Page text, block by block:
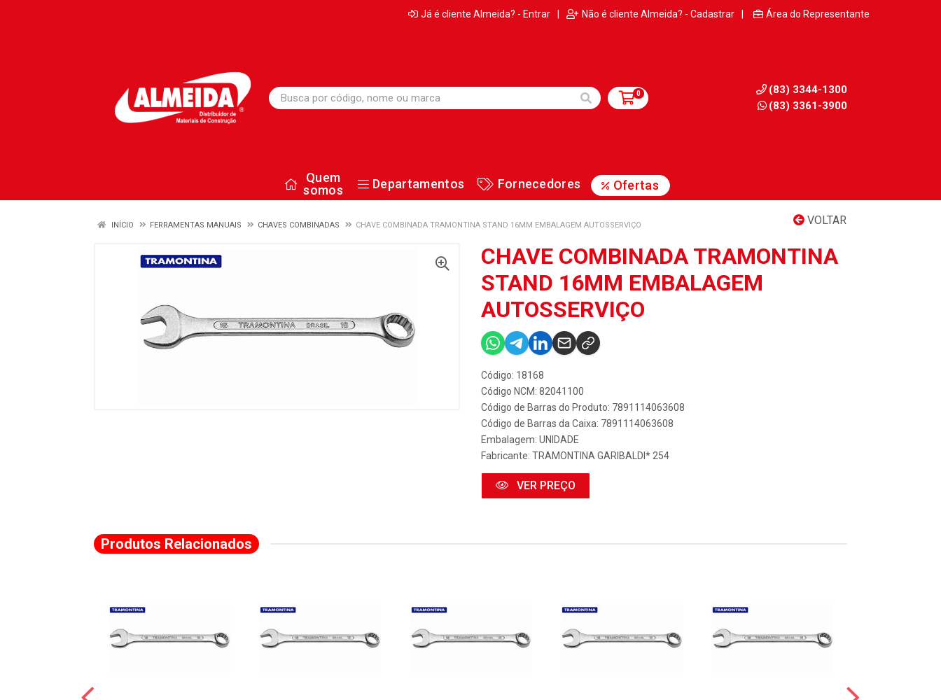
Já é cliente Almeida? - Entrar | Não é cliente Almeida? - Cadastrar | Área do Representante
0
(83) 3344-1300
(83) 3361-3900
Quem
somos
Departamentos Fornecedores Ofertas
VOLTAR
INÍCIO FERRAMENTAS MANUAIS CHAVES COMBINADAS CHAVE COMBINADA TRAMONTINA STAND 16MM EMBALAGEM AUTOSSERVIÇO
CHAVE COMBINADA TRAMONTINA
STAND 16MM EMBALAGEM
AUTOSSERVIÇO
Código: 18168
Código NCM: 82041100
Código de Barras do Produto: 7891114063608
Código de Barras da Caixa: 7891114063608
Embalagem: UNIDADE
Fabricante: TRAMONTINA GARIBALDI* 254
VER PREÇO
Produtos Relacionados